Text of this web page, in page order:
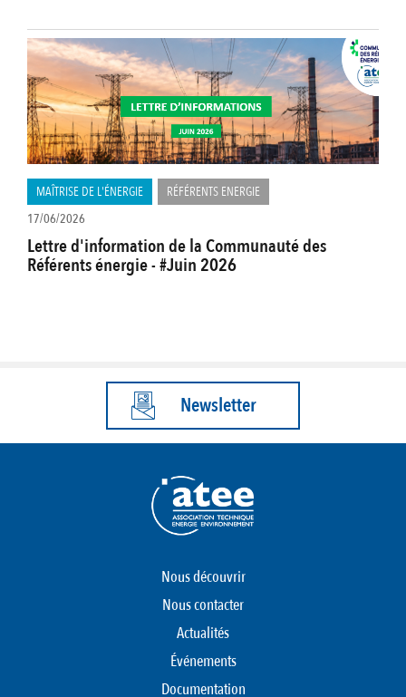
MAÎTRISE DE L'ÉNERGIE
RÉFÉRENTS ENERGIE
17/06/2026
Lettre d'information de la Communauté des
Référents énergie - #Juin 2026
Newsletter
Nous découvrir
Nous contacter
Actualités
Événements
Documentation